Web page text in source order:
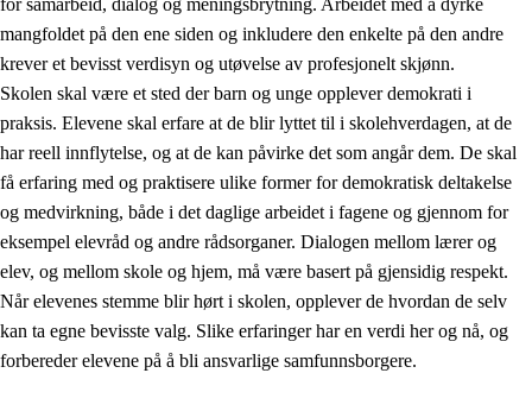
for samarbeid, dialog og meningsbrytning. Arbeidet med å dyrke
mangfoldet på den ene siden og inkludere den enkelte på den andre
krever et bevisst verdisyn og utøvelse av profesjonelt skjønn.
Skolen skal være et sted der barn og unge opplever demokrati i
praksis. Elevene skal erfare at de blir lyttet til i skolehverdagen, at de
har reell innflytelse, og at de kan påvirke det som angår dem. De skal
få erfaring med og praktisere ulike former for demokratisk deltakelse
og medvirkning, både i det daglige arbeidet i fagene og gjennom for
eksempel elevråd og andre rådsorganer. Dialogen mellom lærer og
elev, og mellom skole og hjem, må være basert på gjensidig respekt.
Når elevenes stemme blir hørt i skolen, opplever de hvordan de selv
kan ta egne bevisste valg. Slike erfaringer har en verdi her og nå, og
forbereder elevene på å bli ansvarlige samfunnsborgere.